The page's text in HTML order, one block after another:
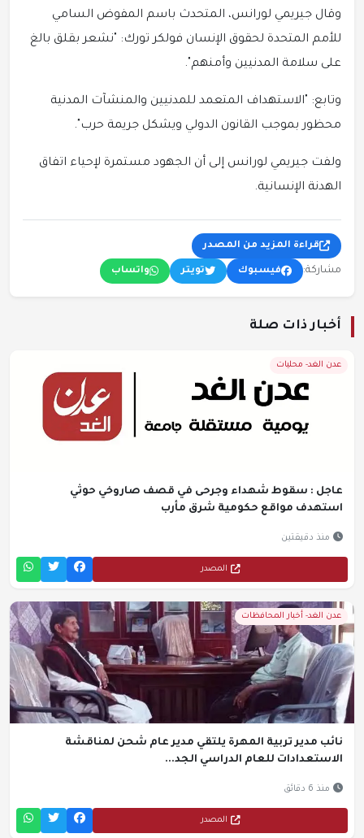
وقال جيريمي لورانس، المتحدث باسم المفوض السامي
للأمم المتحدة لحقوق الإنسان فولكر تورك: "نشعر بقلق بالغ
على سلامة المدنيين وأمنهم".
وتابع: "الاستهداف المتعمد للمدنيين والمنشآت المدنية
محظور بموجب القانون الدولي ويشكل جريمة حرب".
ولفت جيريمي لورانس إلى أن الجهود مستمرة لإحياء اتفاق
الهدنة الإنسانية.
قراءة المزيد من المصدر
مشاركة: فيسبوك تويتر واتساب
أخبار ذات صلة
عدن الغد- محليات
عاجل : سقوط شهداء وجرحى في قصف صاروخي حوثي
استهدف مواقع حكومية شرق مأرب
منذ دقيقتين
المصدر
عدن الغد- أخبار المحافظات
نائب مدير تربية المهرة يلتقي مدير عام شحن لمناقشة
الاستعدادات للعام الدراسي الجد...
منذ 6 دقائق
المصدر